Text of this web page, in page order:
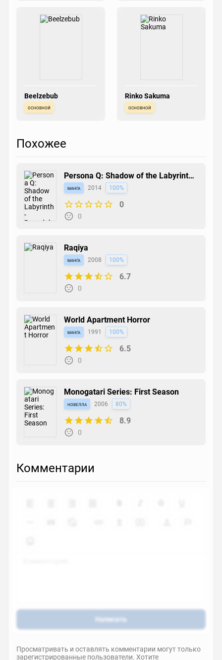
Beelzebub
основной
Rinko Sakuma
основной
Похожее
Persona Q: Shadow of the Labyrinth -
Roundabout
манга 2014 100%
0
0
Raqiya
манга 2008 100%
6.7
0
World Apartment Horror
манга 1991 100%
6.5
0
Monogatari Series: First Season
новелла 2006 80%
8.9
0
Комментарии
Написать
Просматривать и оставлять комментарии могут только
зарегистрированные пользователи. Хотите